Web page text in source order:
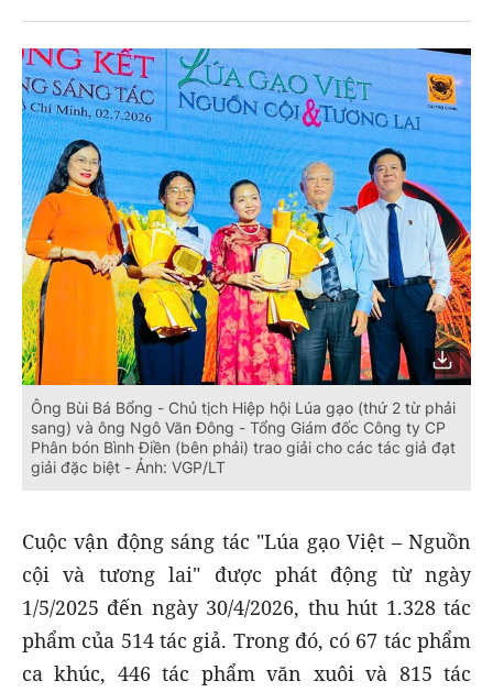
Ông Bùi Bá Bổng - Chủ tịch Hiệp hội Lúa gạo (thứ 2 từ phải
sang) và ông Ngô Văn Đông - Tổng Giám đốc Công ty CP
Phân bón Bình Điền (bên phải) trao giải cho các tác giả đạt
giải đặc biệt - Ảnh: VGP/LT
Cuộc vận động sáng tác "Lúa gạo Việt – Nguồn
cội và tương lai" được phát động từ ngày
1/5/2025 đến ngày 30/4/2026, thu hút 1.328 tác
phẩm của 514 tác giả. Trong đó, có 67 tác phẩm
ca khúc, 446 tác phẩm văn xuôi và 815 tác